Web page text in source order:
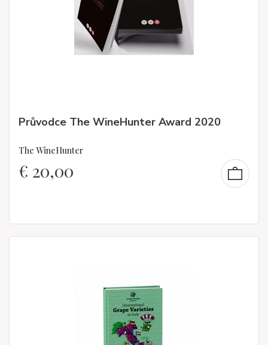
Průvodce The WineHunter Award 2020
The WineHunter
€ 20,00